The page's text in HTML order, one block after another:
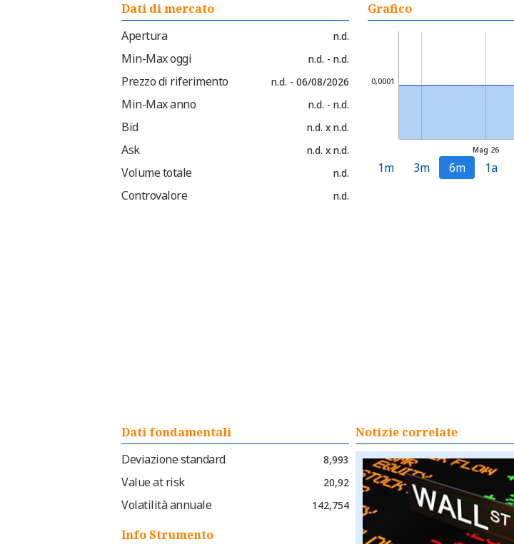
Dati di mercato
Apertura
n.d.
Min-Max oggi n.d. - n.d.
Prezzo di riferimento n.d. - 06/08/2026
Min-Max anno n.d. - n.d.
Bid n.d. x n.d.
Ask n.d. x n.d.
Volume totale n.d.
Controvalore n.d.
Grafico
Mag 26
0,0001
1m 3m 6m 1a
Dati fondamentali
Deviazione standard
8,993
Value at risk 20,92
Volatilità annuale 142,754
Info Strumento
Notizie correlate